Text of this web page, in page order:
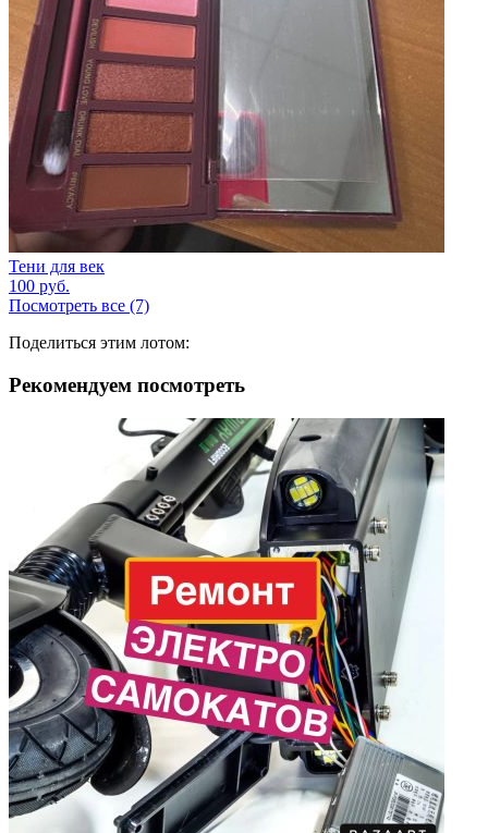
Тени для век
100 руб.
Посмотреть все (7)
Поделиться этим лотом:
Рекомендуем посмотреть